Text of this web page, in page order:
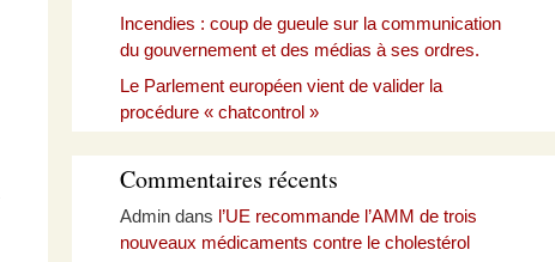
Incendies : coup de gueule sur la communication
du gouvernement et des médias à ses ordres.
Le Parlement européen vient de valider la
procédure « chatcontrol »
Commentaires récents
Admindans l’UE recommande l’AMM de trois
nouveaux médicaments contre le cholestérol